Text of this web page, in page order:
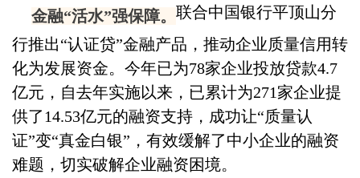
金融“活水”强保障。 联合中国银行平顶山分
行推出“认证贷”金融产品，推动企业质量信用转
化为发展资金。今年已为78家企业投放贷款4.7
亿元，自去年实施以来，已累计为271家企业提
供了14.53亿元的融资支持，成功让“质量认
证”变“真金白银”，有效缓解了中小企业的融资
难题，切实破解企业融资困境。